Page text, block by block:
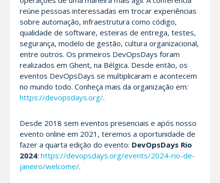
reúne pessoas interessadas em trocar experiências
sobre automação, infraestrutura como código,
qualidade de software, esteiras de entrega, testes,
segurança, modelo de gestão, cultura organizacional,
entre outros. Os primeiros DevOpsDays foram
realizados em Ghent, na Bélgica. Desde então, os
eventos DevOpsDays se multiplicaram e acontecem
no mundo todo. Conheça mais da organização em:
https://devopsdays.org/.
Desde 2018 sem eventos presenciais e após nosso
evento online em 2021, teremos a oportunidade de
fazer a quarta edição do evento: DevOpsDays Rio
2024: https://devopsdays.org/events/2024-rio-de-
janeiro/welcome/.